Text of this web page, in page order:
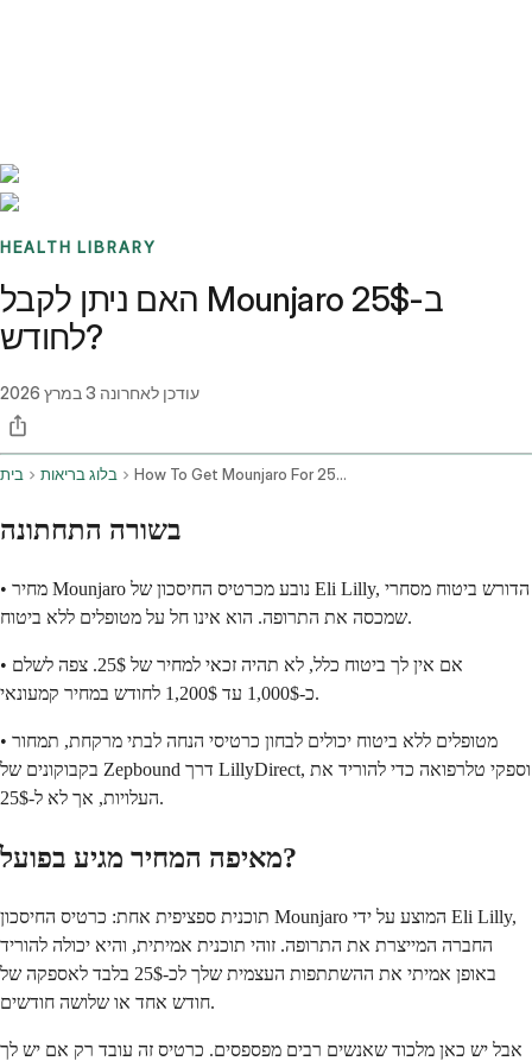
HEALTH LIBRARY
האם ניתן לקבל Mounjaro ב-25$
לחודש?
עודכן לאחרונה 3 במרץ 2026
בית בלוג בריאות How To Get Mounjaro For 25 Without Insurance
בשורה התחתונה
• מחיר Mounjaro נובע מכרטיס החיסכון של Eli Lilly, הדורש ביטוח מסחרי
שמכסה את התרופה. הוא אינו חל על מטופלים ללא ביטוח.
• אם אין לך ביטוח כלל, לא תהיה זכאי למחיר של 25$. צפה לשלם
כ-1,000$ עד 1,200$ לחודש במחיר קמעונאי.
• מטופלים ללא ביטוח יכולים לבחון כרטיסי הנחה לבתי מרקחת, תמחור
בקבוקונים של Zepbound דרך LillyDirect, וספקי טלרפואה כדי להוריד את
העלויות, אך לא ל-25$.
מאיפה המחיר מגיע בפועל?
תוכנית ספציפית אחת: כרטיס החיסכון Mounjaro המוצע על ידי Eli Lilly,
החברה המייצרת את התרופה. זוהי תוכנית אמיתית, והיא יכולה להוריד
באופן אמיתי את ההשתתפות העצמית שלך לכ-25$ בלבד לאספקה של
חודש אחד או שלושה חודשים.
אבל יש כאן מלכוד שאנשים רבים מפספסים. כרטיס זה עובד רק אם יש לך